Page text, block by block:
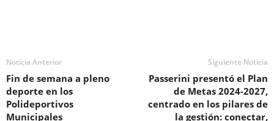
Noticia Anterior
Fin de semana a pleno
deporte en los
Polideportivos
Municipales
Siguiente Noticia
Passerini presentó el Plan
de Metas 2024-2027,
centrado en los pilares de
la gestión: conectar,